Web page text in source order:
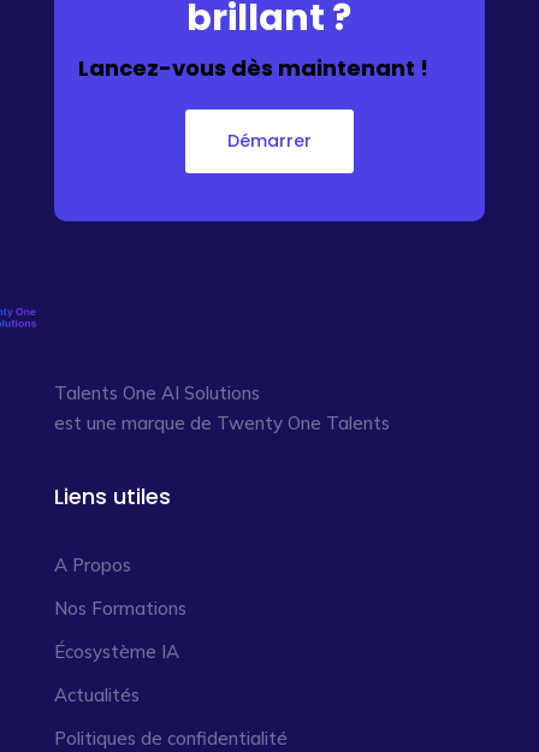
brillant ?
Lancez-vous dès maintenant !
Démarrer
Talents One AI Solutions
est une marque de Twenty One Talents
Liens utiles
A Propos
Nos Formations
Écosystème IA
Actualités
Politiques de confidentialité